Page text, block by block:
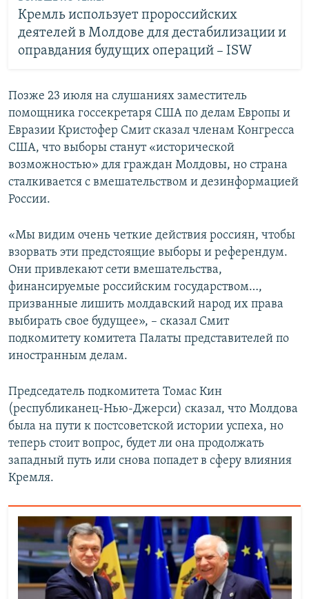
Кремль использует пророссийских
деятелей в Молдове для дестабилизации и
оправдания будущих операций – ISW
Позже 23 июля на слушаниях заместитель
помощника госсекретаря США по делам Европы и
Евразии Кристофер Смит сказал членам Конгресса
США, что выборы станут «исторической
возможностью» для граждан Молдовы, но страна
сталкивается с вмешательством и дезинформацией
России.
«Мы видим очень четкие действия россиян, чтобы
взорвать эти предстоящие выборы и референдум.
Они привлекают сети вмешательства,
финансируемые российским государством…,
призванные лишить молдавский народ их права
выбирать свое будущее», – сказал Смит
подкомитету комитета Палаты представителей по
иностранным делам.
Председатель подкомитета Томас Кин
(республиканец-Нью-Джерси) сказал, что Молдова
была на пути к постсоветской истории успеха, но
теперь стоит вопрос, будет ли она продолжать
западный путь или снова попадет в сферу влияния
Кремля.